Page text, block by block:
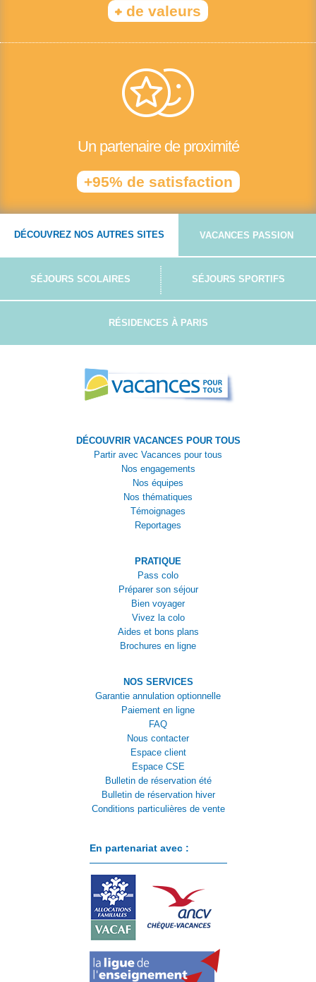
+ de valeurs
Un partenaire de proximité
+95% de satisfaction
DÉCOUVREZ NOS AUTRES SITES VACANCES PASSION
SÉJOURS SCOLAIRES SÉJOURS SPORTIFS
RÉSIDENCES À PARIS
DÉCOUVRIR VACANCES POUR TOUS
Partir avec Vacances pour tous
Nos engagements
Nos équipes
Nos thématiques
Témoignages
Reportages
PRATIQUE
Pass colo
Préparer son séjour
Bien voyager
Vivez la colo
Aides et bons plans
Brochures en ligne
NOS SERVICES
Garantie annulation optionnelle
Paiement en ligne
FAQ
Nous contacter
Espace client
Espace CSE
Bulletin de réservation été
Bulletin de réservation hiver
Conditions particulières de vente
En partenariat avec :